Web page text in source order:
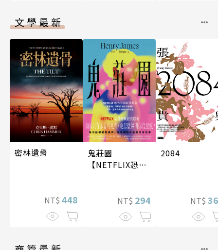
文學最新
密林遺骨
NT$ 448
鬼莊園
【NETFLIX恐怖
NT$ 294
2084
NT$